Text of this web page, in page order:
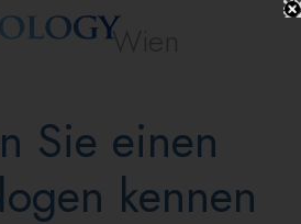
Wien
Sie einen
kennen